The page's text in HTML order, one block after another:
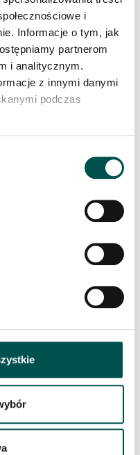
i
Informacje o tym, jak
partnerom
i analitycznym.
z innymi danymi
podczas